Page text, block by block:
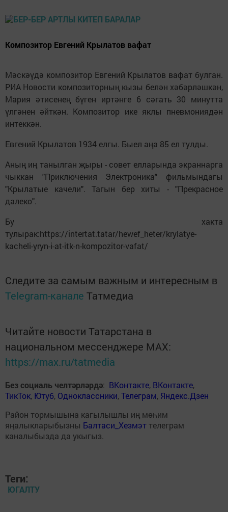
Композитор Евгений Крылатов вафат
Мәскәүдә композитор Евгений Крылатов вафат булган.
РИА Новости композиторның кызы белән хәбәрләшкән,
Мария әтисенең бүген иртәнге 6 сәгать 30 минутта
үлгәнен әйткән. Композитор ике яклы пневмониядән
интеккән.
Евгений Крылатов 1934 елгы. Быел аңа 85 ел тулды.
Аның иң танылган җыры - совет елларында экраннарга
чыккан "Приключения Электроника" фильмындагы
"Крылатые качели". Тагын бер хиты - "Прекрасное
далеко".
Бу хакта
тулырак:https://intertat.tatar/hewef_heter/krylatye-
kacheli-yryn-i-at-itk-n-kompozitor-vafat/
Следите за самым важным и интересным в
Telegram-канале Татмедиа
Читайте новости Татарстана в
национальном мессенджере MАХ:
https://max.ru/tatmedia
Без социаль челтәрләрдә: ВКонтакте, ВКонтакте,
ТикТок, Ютуб, Одноклассники,Телеграм, Яндекс.Дзен
Район тормышына кагылышлы иң мөһим
яңалыкларыбызны Балтаси_Хезмэт телеграм
каналыбызда да укыгыз.
Теги:
ЮГАЛТУ